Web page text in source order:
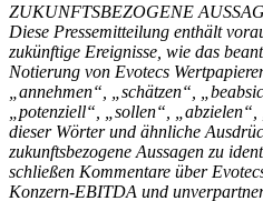
ZUKUNFTSBEZOGENE
Diese Pressemitteilung enthält
zukünftige Ereignisse, wie das
Notierung von Evotecs
„annehmen“, „schätzen“,
„potenziell“, „sollen“,
dieser Wörter und ähnliche
zukunftsbezogene Aussagen zu
schließen Kommentare über
Konzern-EBITDA und